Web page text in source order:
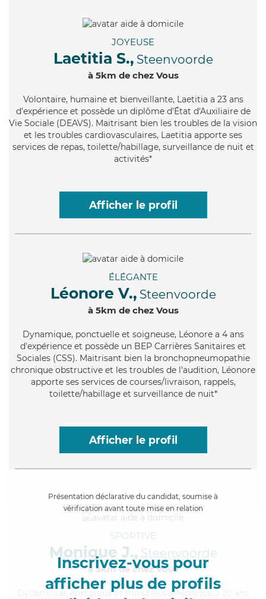
JOYEUSE
Laetitia S., Steenvoorde
à 5km de chez Vous
Volontaire, humaine et bienveillante, Laetitia a 23 ans
d'expérience et possède un diplôme d'État d'Auxiliaire de
Vie Sociale (DEAVS). Maitrisant bien les troubles de la vision
et les troubles cardiovasculaires, Laetitia apporte ses
services de repas, toilette/habillage, surveillance de nuit et
activités*
Afficher le profil
ÉLÉGANTE
Léonore V., Steenvoorde
à 5km de chez Vous
Dynamique, ponctuelle et soigneuse, Léonore a 4 ans
d'expérience et possède un BEP Carrières Sanitaires et
Sociales (CSS). Maitrisant bien la bronchopneumopathie
chronique obstructive et les troubles de l'audition, Léonore
apporte ses services de courses/livraison, rappels,
toilette/habillage et surveillance de nuit*
Afficher le profil
Présentation déclarative du candidat, soumise à
vérification avant toute mise en relation
Inscrivez-vous pour
afficher plus de profils
SPORTIVE
Monique J., Steenvoorde
à 5km de chez Vous
, énergique et minutieuse, Monique a 20 ans